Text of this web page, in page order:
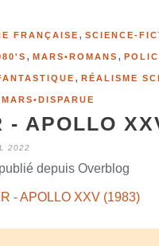
FRANÇAISE , SCIENCE-
, MARS•ROMANS ,
, RÉALISME
MARS•DISPARUE
- APOLLO
2022
depuis Overblog